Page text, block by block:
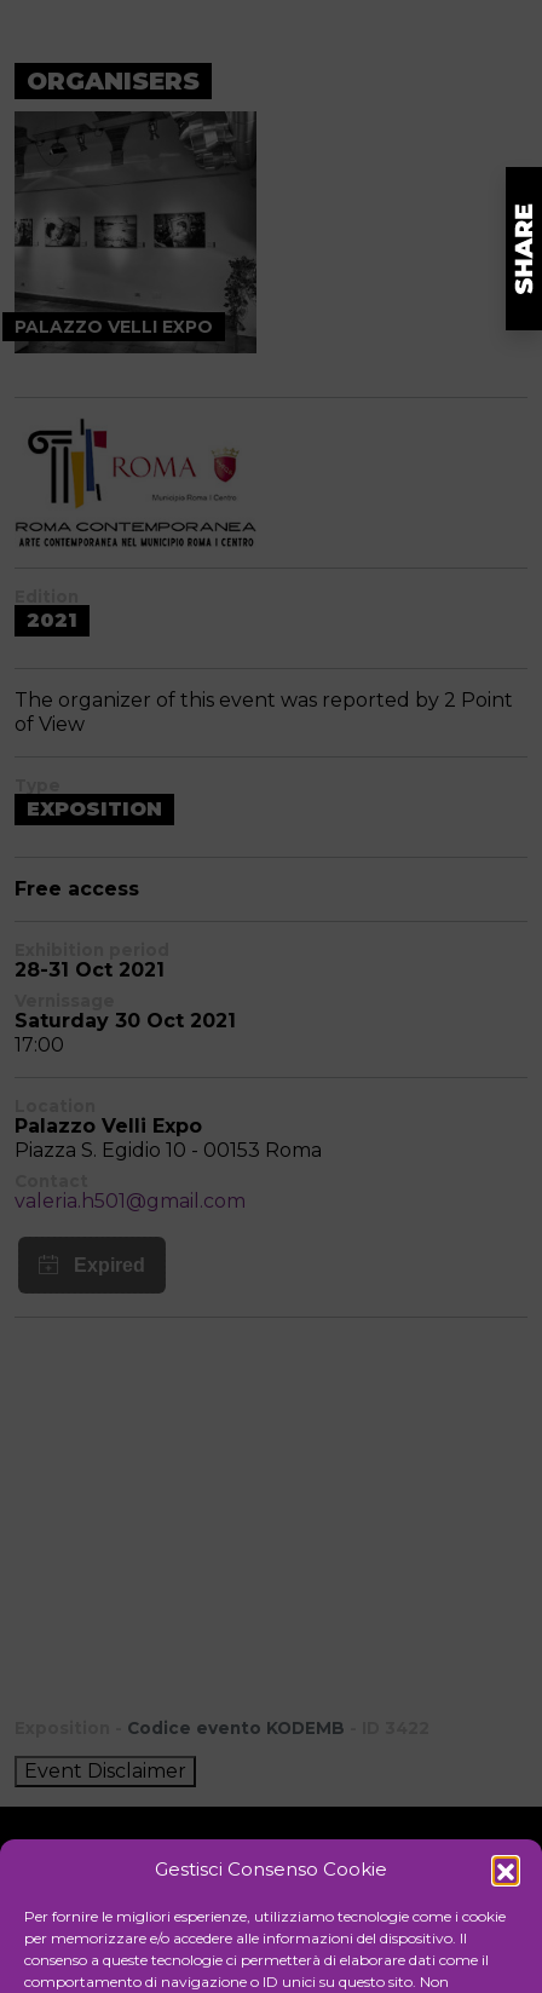
Gestisci Consenso Cookie
Per fornire le migliori esperienze, utilizziamo tecnologie come i cookie
per memorizzare e/o accedere alle informazioni del dispositivo. Il
consenso a queste tecnologie ci permetterà di elaborare dati come il
comportamento di navigazione o ID unici su questo sito. Non
ORGANISERS
PALAZZO VELLI EXPO
2021
The organizer of this event was reported by 2 Point
of View
EXPOSITION
Free access
28-31 Oct 2021
Saturday 30 Oct 2021
17:00
Palazzo Velli Expo
Piazza S. Egidio 10 - 00153 Roma
valeria.h501@gmail.com
Codice evento KODEMB
Event Disclaimer